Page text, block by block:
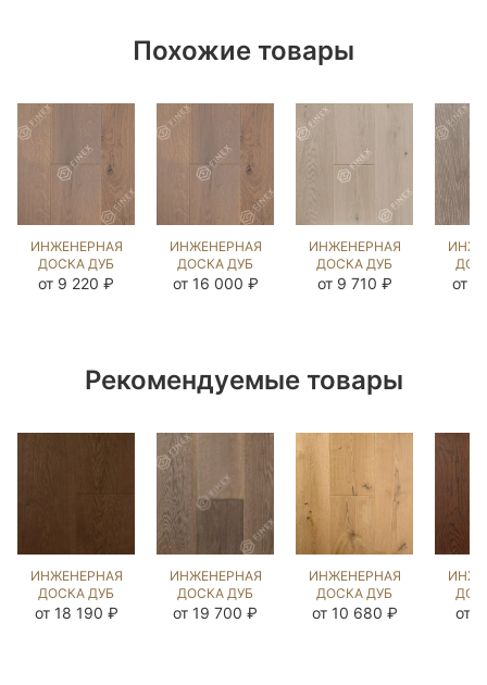
Похожие товары
ИНЖЕНЕРНАЯ
ДОСКА ДУБ
РАТЛИН
от 9 220 ₽
ИНЖЕНЕРНАЯ
ДОСКА ДУБ
РАТЛИН
от 16 000 ₽
ИНЖЕНЕРНАЯ
ДОСКА ДУБ
ГРЭМ
от 9 710 ₽ от
Рекомендуемые товары
ИНЖЕНЕРНАЯ
ДОСКА ДУБ
ЗАРЯ
от 18 190 ₽
ИНЖЕНЕРНАЯ
ДОСКА ДУБ
DARTMOOR
от 19 700 ₽
ИНЖЕНЕРНАЯ
ДОСКА ДУБ
НАТУРАЛЬНЫЙ
от 10 680 ₽
СИЛ
от